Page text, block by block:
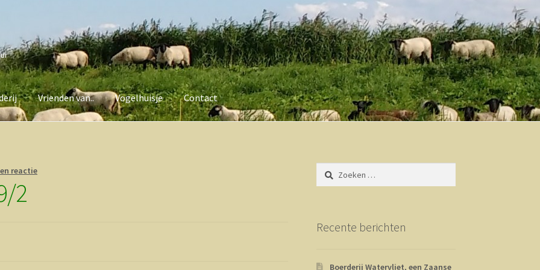
Vrienden van.. Vogelhuisje Contact
reactie
2
Zoeken
naar:
Recente berichten
Boerderij Watervliet, een Zaanse